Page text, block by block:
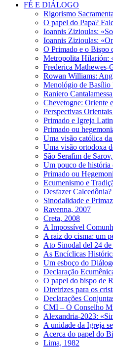
FÉ E DIÁLOGO
Rigorismo
O papel do Papa?
Ioannis Zizioulas:
Ioannis Zizioulas:
O Primado e o Bispo
Metropolita Hilarión:
Frederica Mathewes-
Rowan Williams:
Menológio de Basílio
Raniero
Chevetogne: Oriente
Perspectivas
Primado e Igreja
Primado ou
Uma visão católica
Uma visão ortodoxa
São Serafim de
Um pouco de história
Primado ou
Ecumenismo e
Desfazer Calcedônia?
Sinodalidade e
Ravenna, 2007
Creta, 2008
A Impossível
A raiz do cisma: um
Ato Sinodal del 24
As Encíclicas
Um esboço do
Declaração
O papel do bispo de
Diretrizes para os
Declarações
CMI – O Conselho
Alexandria-2023:
A unidade da Igreja
Acerca do papel do
Lima, 1982